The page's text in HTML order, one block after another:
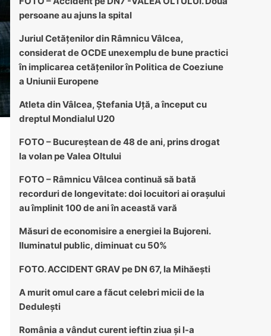
persoane au ajuns la spital
Juriul Cetățenilor din Râmnicu Vâlcea,
considerat de OCDE unexemplu de bune practici
în implicarea cetățenilor în Politica de Coeziune
a Uniunii Europene
Atleta din Vâlcea, Ștefania Uță, a început cu
dreptul Mondialul U20
FOTO – Bucureștean de 48 de ani, prins drogat
la volan pe Valea Oltului
FOTO – Râmnicu Vâlcea continuă să bată
recorduri de longevitate: doi locuitori ai orașului
au împlinit 100 de ani în această vară
Măsuri de economisire a energiei la Bujoreni.
Iluminatul public, diminuat cu 50%
FOTO. ACCIDENT GRAV pe DN 67, la Mihăești
A murit omul care a făcut celebri micii de la
Dedulești
România a vândut curent ieftin ziua și l-a